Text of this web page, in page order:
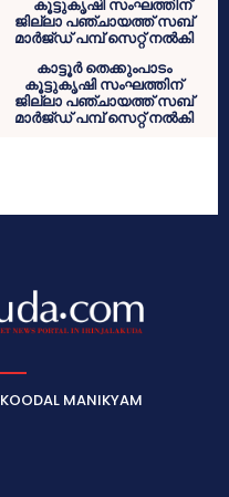
കാട്ടൂർ തെക്കുംപാടം
കൂട്ടുകൃഷി സംഘത്തിന്
ജില്ലാ പഞ്ചായത്ത് സബ്
മാർജ്ഡ് പമ്പ് സെറ്റ് നൽകി
KOODAL MANIKYAM